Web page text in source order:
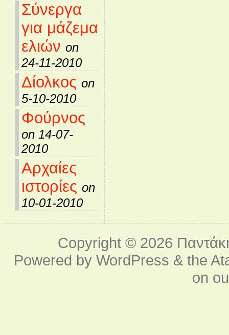
Σύνεργα
για μάζεμα
ελιών on
24-11-2010
Δίολκος on
5-10-2010
Φούρνος
on 14-07-
2010
Αρχαίες
ιστορίες on
10-01-2010
Copyright © 2026
Powered byWordPress & the
on